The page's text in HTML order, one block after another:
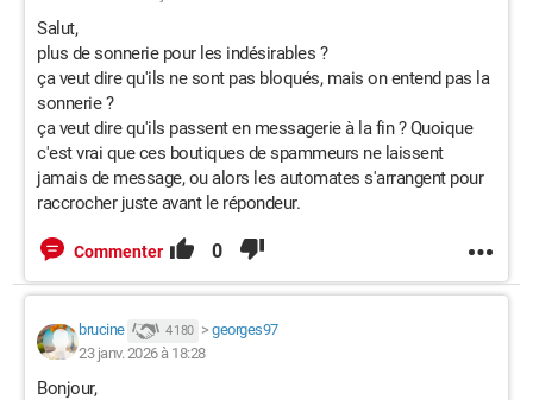
Salut,
plus de sonnerie pour les indésirables ?
ça veut dire qu'ils ne sont pas bloqués, mais on entend pas la
sonnerie ?
ça veut dire qu'ils passent en messagerie à la fin ? Quoique
c'est vrai que ces boutiques de spammeurs ne laissent
jamais de message, ou alors les automates s'arrangent pour
raccrocher juste avant le répondeur.
Commenter 0
brucine 4 180 > georges97
23 janv. 2026 à 18:28
Bonjour,